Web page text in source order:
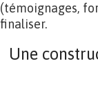
(témoignages,
finaliser.
Une